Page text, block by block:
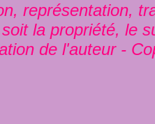
représentation,
la propriété, le
de l'auteur -